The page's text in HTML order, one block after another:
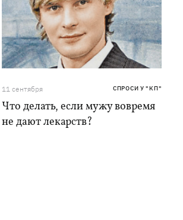
11 сентября СПРОСИ У "КП"
Что делать, если мужу вовремя
не дают лекарств?